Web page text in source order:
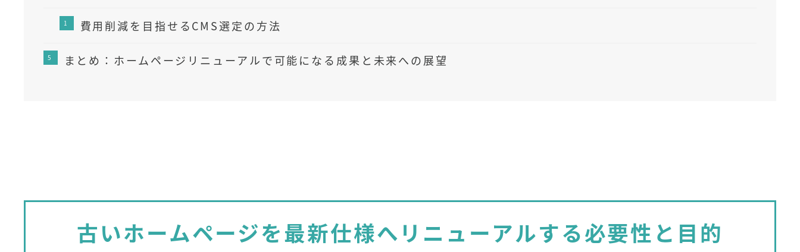
費用削減を目指せるCMS選定の方法
まとめ：ホームページリニューアルで可能になる成果と未来への展望
古いホームページを最新仕様へリニューアルする必要性と目的